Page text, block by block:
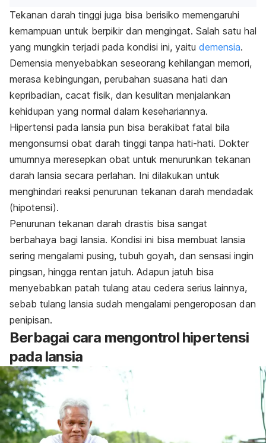
Tekanan darah tinggi juga bisa berisiko memengaruhi
kemampuan untuk berpikir dan mengingat. Salah satu hal
yang mungkin terjadi pada kondisi ini, yaitu demensia.
Demensia menyebabkan seseorang kehilangan memori,
merasa kebingungan, perubahan suasana hati dan
kepribadian, cacat fisik, dan kesulitan menjalankan
kehidupan yang normal dalam kesehariannya.
Hipertensi pada lansia pun bisa berakibat fatal bila
mengonsumsi obat darah tinggi tanpa hati-hati. Dokter
umumnya meresepkan obat untuk menurunkan tekanan
darah lansia secara perlahan. Ini dilakukan untuk
menghindari reaksi penurunan tekanan darah mendadak
(hipotensi).
Penurunan tekanan darah drastis bisa sangat
berbahaya bagi lansia. Kondisi ini bisa membuat lansia
sering mengalami pusing, tubuh goyah, dan sensasi ingin
pingsan, hingga rentan jatuh. Adapun jatuh bisa
menyebabkan patah tulang atau cedera serius lainnya,
sebab tulang lansia sudah mengalami pengeroposan dan
penipisan.
Berbagai cara mengontrol hipertensi
pada lansia